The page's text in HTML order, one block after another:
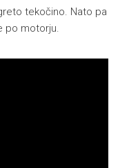
tekočino. Nato pa
po motorju.